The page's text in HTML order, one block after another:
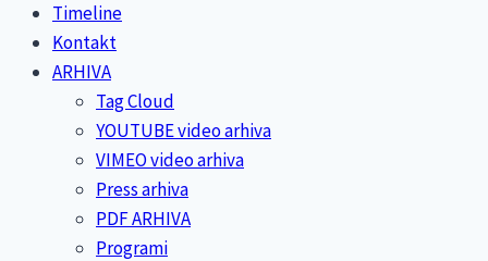
Timeline
Kontakt
ARHIVA
Tag Cloud
YOUTUBE video arhiva
VIMEO video arhiva
Press arhiva
PDF ARHIVA
Programi